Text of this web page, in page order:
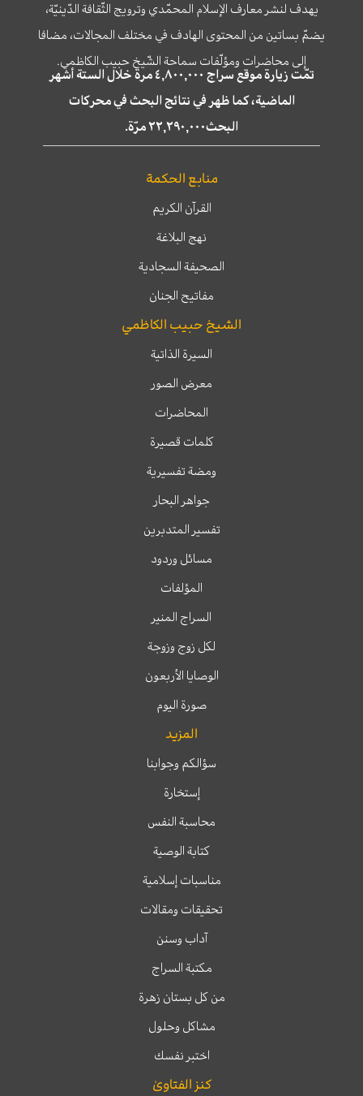
يهدف لنشر معارف الإسلام المحمّدي وترويج الثّقافة الدّينيّة،
يضمّ بساتين من المحتوى الهادف في مختلف المجالات، مضافا
إلى محاضرات ومؤلّفات سماحة الشّيخ حبيب الكاظمي.
تمّت زيارة موقع سراج ٤,٨٠٠,٠٠٠ مرة خلال الستة أشهر
الماضية، كما ظهر في نتائج البحث في محركات
البحث٢٢,٢٩٠,٠٠٠ مرّة.
منابع الحكمة
القرآن الكريم
نهج البلاغة
الصحيفة السجادية
مفاتيح الجنان
الشيخ حبيب الكاظمي
السيرة الذاتية
معرض الصور
المحاضرات
كلمات قصيرة
ومضة تفسيرية
جواهر البحار
تفسير المتدبرين
مسائل وردود
المؤلفات
السراج المنير
لكل زوج وزوجة
الوصايا الأربعون
صورة اليوم
المزيد
سؤالكم وجوابنا
إستخارة
محاسبة النفس
كتابة الوصية
مناسبات إسلامية
تحقيقات ومقالات
آداب وسنن
مكتبة السراج
من كل بستان زهرة
مشاكل وحلول
اختبر نفسك
كنز الفتاوىٰ